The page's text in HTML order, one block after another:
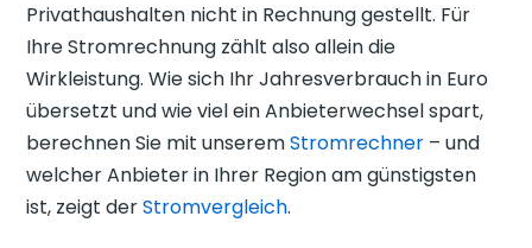
Privathaushalten nicht in Rechnung gestellt. Für
Ihre Stromrechnung zählt also allein die
Wirkleistung. Wie sich Ihr Jahresverbrauch in Euro
übersetzt und wie viel ein Anbieterwechsel spart,
berechnen Sie mit unseremStromrechner – und
welcher Anbieter in Ihrer Region am günstigsten
ist, zeigt derStromvergleich.